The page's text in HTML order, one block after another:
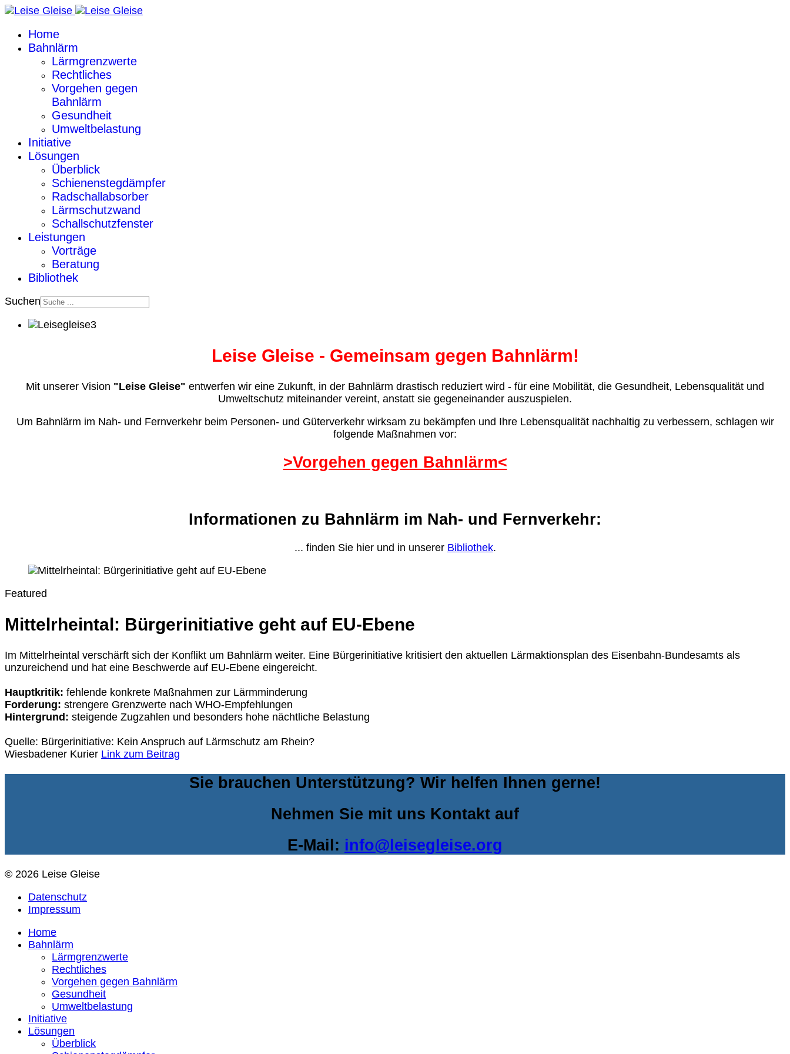
Home
Bahnlärm
Lärmgrenzwerte
Rechtliches
Vorgehen gegen
Bahnlärm
Gesundheit
Umweltbelastung
Initiative
Lösungen
Überblick
Schienenstegdämpfer
Radschallabsorber
Lärmschutzwand
Schallschutzfenster
Leistungen
Vorträge
Beratung
Bibliothek
Suchen
Leise Gleise - Gemeinsam gegen Bahnlärm!
Mit unserer Vision "Leise Gleise" entwerfen wir eine Zukunft, in der Bahnlärm drastisch reduziert wird - für eine Mobilität, die Gesundheit, Lebensqualität und
Umweltschutz miteinander vereint, anstatt sie gegeneinander auszuspielen.
Um Bahnlärm im Nah- und Fernverkehr beim Personen- und Güterverkehr wirksam zu bekämpfen und Ihre Lebensqualität nachhaltig zu verbessern, schlagen wir
folgende Maßnahmen vor:
>Vorgehen gegen Bahnlärm<
Informationen zu Bahnlärm im Nah- und Fernverkehr:
... finden Sie hier und in unserer Bibliothek.
Featured
Mittelrheintal: Bürgerinitiative geht auf EU-Ebene
Im Mittelrheintal verschärft sich der Konflikt um Bahnlärm weiter. Eine Bürgerinitiative kritisiert den aktuellen Lärmaktionsplan des Eisenbahn-Bundesamts als
unzureichend und hat eine Beschwerde auf EU-Ebene eingereicht.
Hauptkritik: fehlende konkrete Maßnahmen zur Lärmminderung
Forderung: strengere Grenzwerte nach WHO-Empfehlungen
Hintergrund: steigende Zugzahlen und besonders hohe nächtliche Belastung
Quelle: Bürgerinitiative: Kein Anspruch auf Lärmschutz am Rhein?
Wiesbadener Kurier Link zum Beitrag
Sie brauchen Unterstützung? Wir helfen Ihnen gerne!
Nehmen Sie mit uns Kontakt auf
E-Mail: info@leisegleise.org
© 2026 Leise Gleise
Datenschutz
Impressum
Home
Bahnlärm
Lärmgrenzwerte
Rechtliches
Vorgehen gegen Bahnlärm
Gesundheit
Umweltbelastung
Initiative
Lösungen
Überblick